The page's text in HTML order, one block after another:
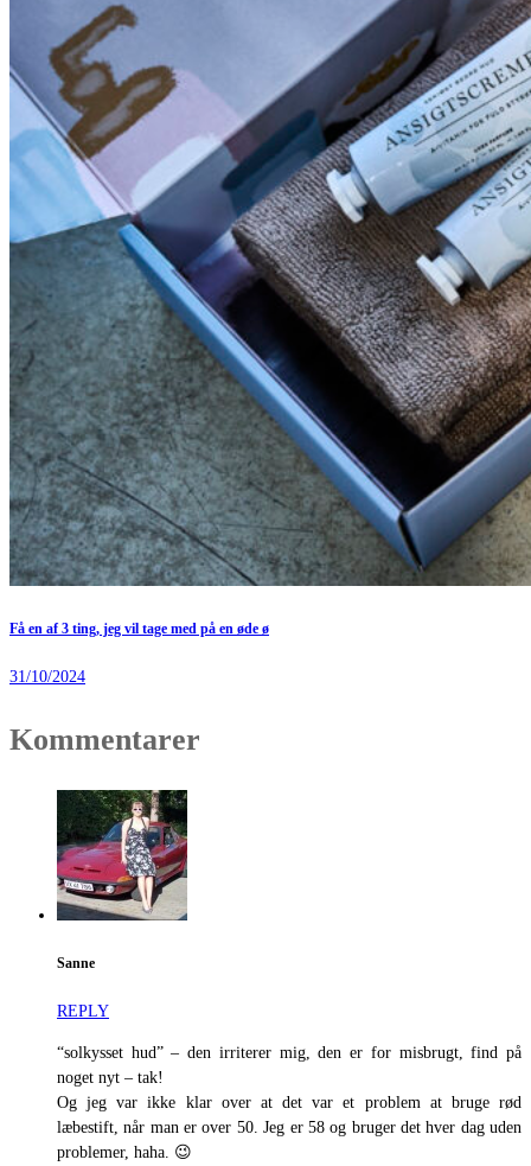
Få en af 3 ting, jeg vil tage med på en øde ø
31/10/2024
Kommentarer
Sanne
REPLY
“solkysset hud” – den irriterer mig, den er for misbrugt, find på
noget nyt – tak!
Og jeg var ikke klar over at det var et problem at bruge rød
læbestift, når man er over 50. Jeg er 58 og bruger det hver dag uden
problemer, haha. 😉